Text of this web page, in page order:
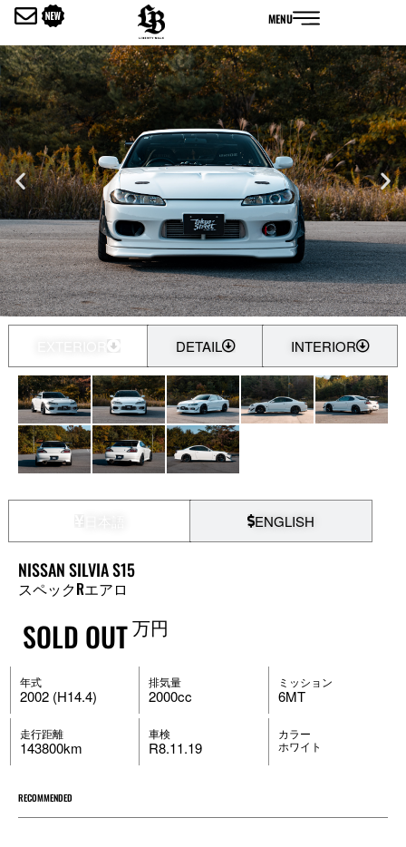
を
ス
キ
ッ
プ
MENU
DETAIL INTERIOR
ENGLISH
NISSAN SILVIA S15
スペックRエアロ
SOLD OUT万円
年式
2002 (H14.4)
排気量
2000cc
ミッション
6MT
走行距離
143800km
車検
R8.11.19
カラー
ホワイト
RECOMMENDED